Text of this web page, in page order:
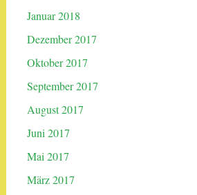
Januar 2018
Dezember 2017
Oktober 2017
September 2017
August 2017
Juni 2017
Mai 2017
März 2017